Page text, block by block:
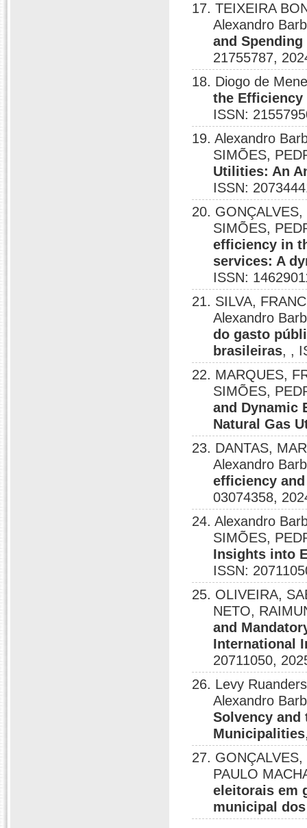
17. TEIXEIRA
Alexandro
and
21755787,
18. Diogo de
the Efficiency
ISSN:
19. Alexandro
SIMÕES,
Utilities: An
ISSN:
20.
SIMÕES,
efficiency in
services: A
ISSN:
21. SILVA,
Alexandro
do gasto
brasileiras, ,
22. MARQUES,
SIMÕES,
and Dynamic
Natural Gas
23. DANTAS,
Alexandro
efficiency
03074358,
24. Alexandro
SIMÕES,
Insights into
ISSN:
25. OLIVEIRA,
NETO,
and
International
20711050,
26. Levy
Alexandro
Solvency
Municipalities
27.
PAULO
eleitorais em
municipal